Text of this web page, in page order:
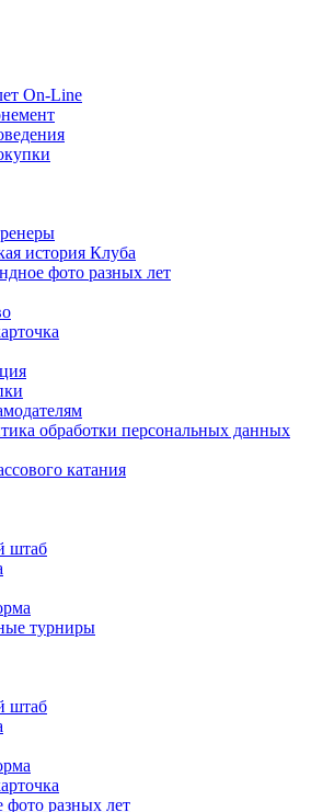
On-Line
история Клуба
фото разных лет
обработки персональных данных
катания
штаб
турниры
штаб
разных лет